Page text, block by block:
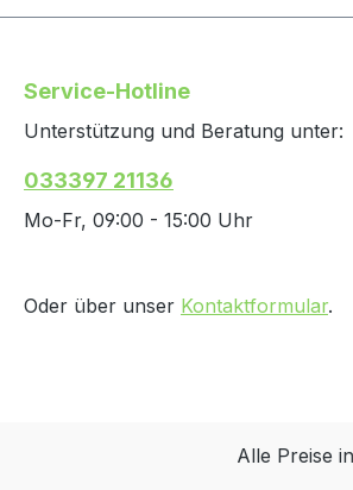
Service-Hotline
Unterstützung und Beratung unter:
033397 21136
Mo-Fr, 09:00 - 15:00 Uhr
Oder über unser Kontaktformular.
Alle Preise